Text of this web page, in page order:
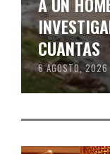
CUANTAS
6 AGOSTO, 2026